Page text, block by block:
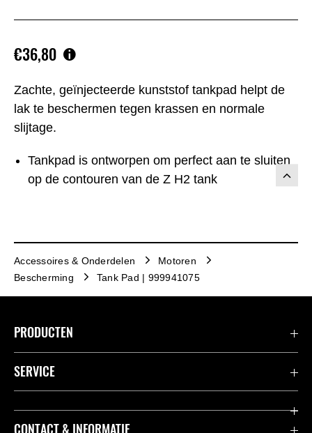
Zachte, geïnjecteerde kunststof tankpad helpt de
lak te beschermen tegen krassen en normale
slijtage.
Tankpad is ontworpen om perfect aan te sluiten
op de contouren van de Z H2 tank
€36,80
Accessoires & Onderdelen
Motoren
Bescherming
Tank Pad | 999941075
PRODUCTEN
Accessoires & Onderdelen
SERVICE
K-Care Fabrieksgarantie
CONTACT & INFORMATIE